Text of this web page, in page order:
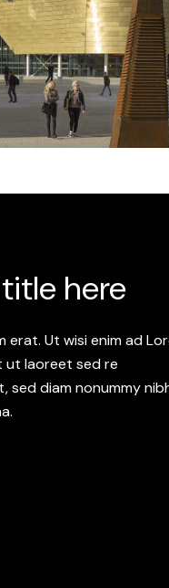
here
erat. Ut wisi enim ad
ut laoreet sed re
sed diam nonummy